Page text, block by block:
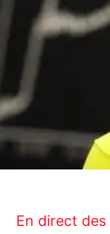
En direct